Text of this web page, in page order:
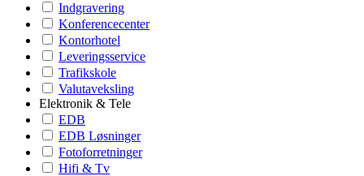
Indgravering
Konferencecenter
Kontorhotel
Leveringsservice
Trafikskole
Valutaveksling
Elektronik & Tele
EDB
EDB Løsninger
Fotoforretninger
Hifi & Tv